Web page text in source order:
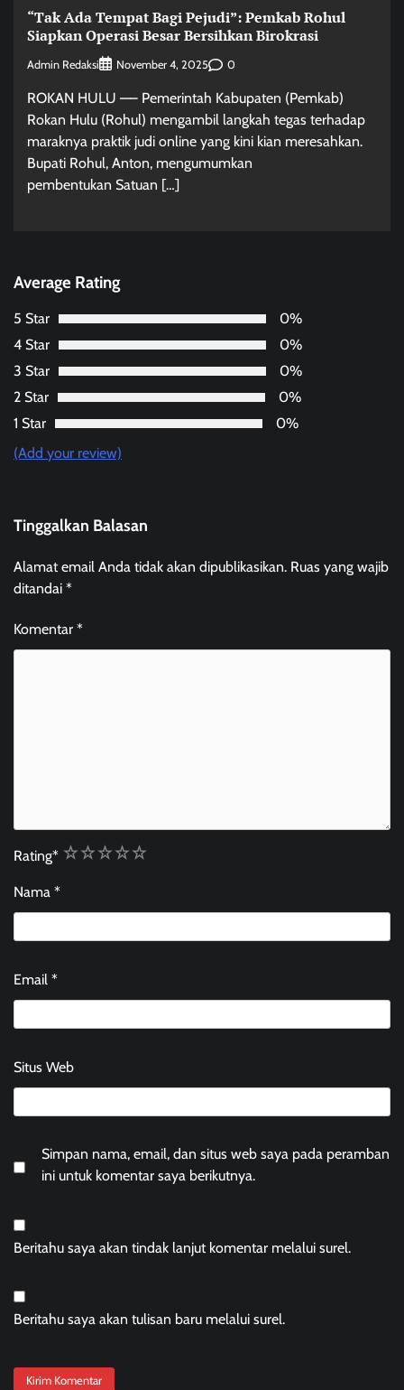
“Tak Ada Tempat Bagi Pejudi”: Pemkab Rohul
Siapkan Operasi Besar Bersihkan Birokrasi
Admin Redaksi November 4, 2025 0
ROKAN HULU —– Pemerintah Kabupaten (Pemkab)
Rokan Hulu (Rohul) mengambil langkah tegas terhadap
maraknya praktik judi online yang kini kian meresahkan.
Bupati Rohul, Anton, mengumumkan
pembentukan Satuan […]
Average Rating
5 Star
0%
4 Star
0%
3 Star
0%
2 Star
0%
1 Star
0%
(Add your review)
Tinggalkan Balasan
Alamat email Anda tidak akan dipublikasikan. Ruas yang wajib
ditandai *
Komentar *
Rating* 5
4
3
2
1
Nama *
Email *
Situs Web
Simpan nama, email, dan situs web saya pada peramban
ini untuk komentar saya berikutnya.
Beritahu saya akan tindak lanjut komentar melalui surel.
Beritahu saya akan tulisan baru melalui surel.